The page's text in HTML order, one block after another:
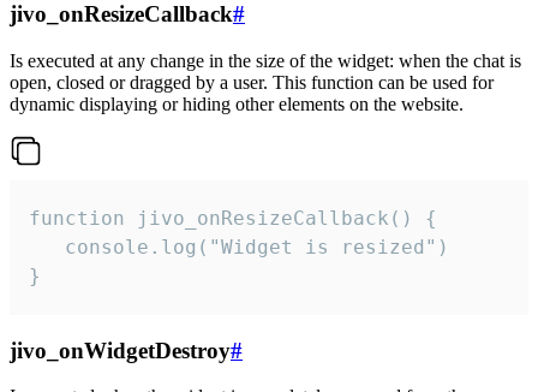
jivo_onResizeCallback#
Is executed at any change in the size of the widget: when the chat is
open, closed or dragged by a user. This function can be used for
dynamic displaying or hiding other elements on the website.
function jivo_onResizeCallback() {
   console.log("Widget is resized")
}
jivo_onWidgetDestroy#